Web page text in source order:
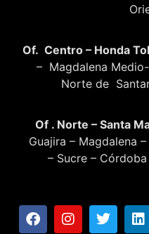
Of. Centro – Honda
– Magdalena
Norte de
Of . Norte – Santa
Guajira – Magdalena
– Sucre –